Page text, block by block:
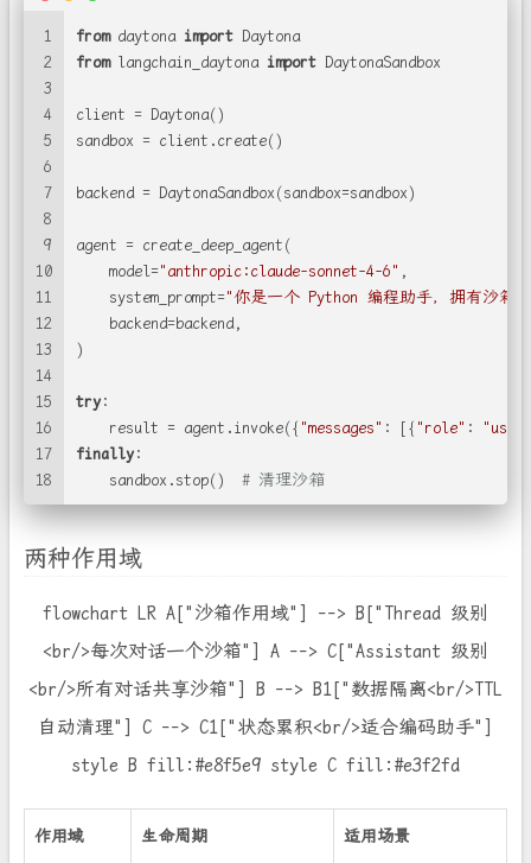
1
2
3
4
5
6
7
8
9
10
11
12
13
14
15
16
17
18
from daytona import Daytona
from langchain_daytona import DaytonaSandbox
client = Daytona()
sandbox = client.create()
backend = DaytonaSandbox(sandbox=sandbox)
agent = create_deep_agent(
    model=
"anthropic:claude-sonnet-4-6" ,
    system_prompt=
"你是一个 Python 编程助手，拥有沙箱
    backend=backend,
)
try:
    result = agent.invoke({
"messages" : [{ "role" :
"user"
finally:
    sandbox.stop()
# 清理沙箱
两种作用域
flowchart LR A["沙箱作用域"] --> B["Thread 级别
<br/>每次对话一个沙箱"] A --> C["Assistant 级别
<br/>所有对话共享沙箱"] B --> B1["数据隔离<br/>TTL
自动清理"] C --> C1["状态累积<br/>适合编码助手"]
style B fill:#e8f5e9 style C fill:#e3f2fd
作用域 生命周期 适用场景